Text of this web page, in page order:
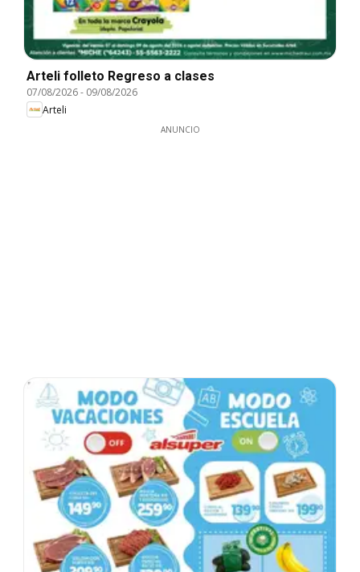
Arteli folleto Regreso a clases
07/08/2026- 09/08/2026
Arteli
ANUNCIO